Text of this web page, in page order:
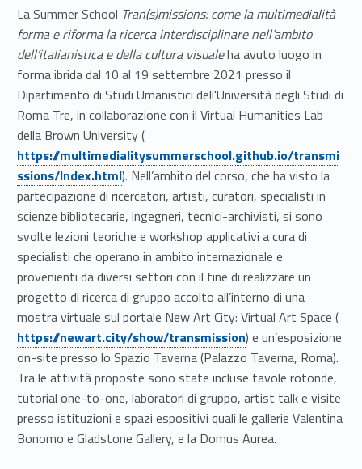
La Summer School Tran(s)missions: come la multimedialità
forma e riforma la ricerca interdisciplinare nell’ambito
dell’italianistica e della cultura visualeha avuto luogo in
forma ibrida dal 10 al 19 settembre 2021 presso il
Dipartimento di Studi Umanistici dell'Università degli Studi di
Roma Tre, in collaborazione con il Virtual Humanities Lab
della Brown University (Link identifier #identifier__14425-1
https://multimedialitysummerschool.github.io/transmi
ssions/Index.html). Nell’ambito del corso, che ha visto la
partecipazione di ricercatori, artisti, curatori, specialisti in
scienze bibliotecarie, ingegneri, tecnici-archivisti, si sono
svolte lezioni teoriche e workshop applicativi a cura di
specialisti che operano in ambito internazionale e
provenienti da diversi settori con il fine di realizzare un
progetto di ricerca di gruppo accolto all’interno di una
mostra virtuale sul portale New Art City: Virtual Art Space (Link identifier #identifier__124879-2
https://newart.city/show/transmission) e un’esposizione
on-site presso lo Spazio Taverna (Palazzo Taverna, Roma).
Tra le attività proposte sono state incluse tavole rotonde,
tutorial one-to-one, laboratori di gruppo, artist talk e visite
presso istituzioni e spazi espositivi quali le gallerie Valentina
Bonomo e Gladstone Gallery, e la Domus Aurea.